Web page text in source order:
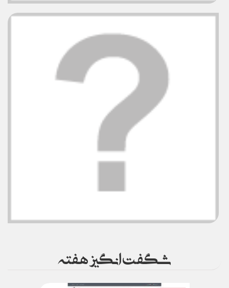
شگفت انگیز هفته